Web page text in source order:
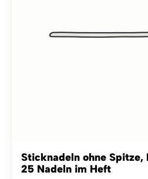
Sticknadeln ohne Spitze,
25 Nadeln im Heft